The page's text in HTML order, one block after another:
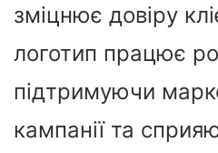
зміцнює довіру
логотип працює
підтримуючи
кампанії та